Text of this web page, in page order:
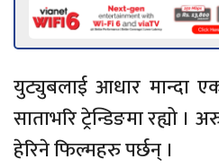
युट्युबलाई आधार मान्दा
साताभरि ट्रेन्डिङमा रह्यो
हेरिने फिल्महरु पर्छन् ।